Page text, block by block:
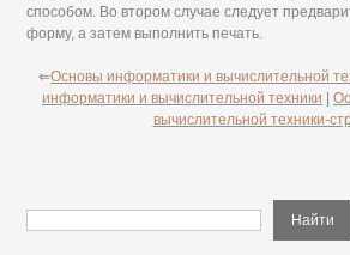
способом. Во втором случае следует
форму, а затем выполнить печать.
⇐Основы информатики и вычислительной
информатики и вычислительной техники |
вычислительной техники-